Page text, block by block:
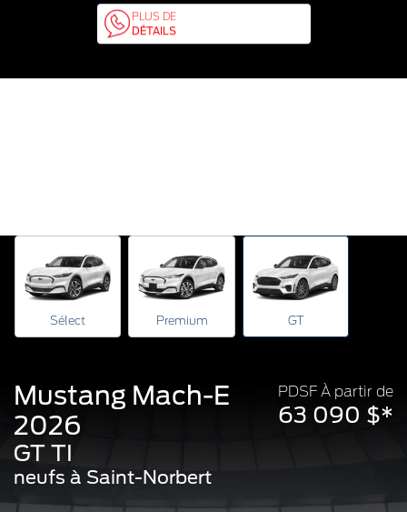
PLUS DE
DÉTAILS
Sélect Premium GT
PDSF À partir de
63 090 $*
Mustang Mach-E
2026
GT TI
neufs à Saint-Norbert